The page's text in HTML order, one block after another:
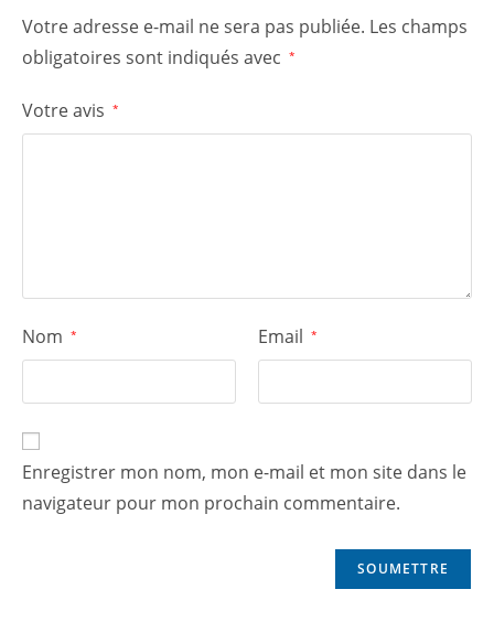
Votre adresse e-mail ne sera pas publiée. Les champs
obligatoires sont indiqués avec *
Votre avis *
Nom * Email *
Enregistrer mon nom, mon e-mail et mon site dans le
navigateur pour mon prochain commentaire.